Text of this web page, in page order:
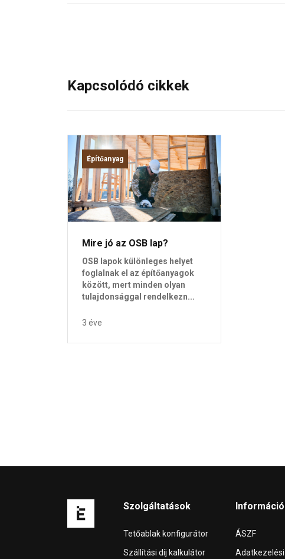
Kapcsolódó cikkek
Építőanyag
Mire jó az OSB lap?
OSB lapok különleges helyet
foglalnak el az építőanyagok
között, mert minden olyan
tulajdonsággal rendelkezn...
3 éve
Szolgáltatások
Tetőablak konfigurátor
Szállítási díj kalkulátor
ÁSZF